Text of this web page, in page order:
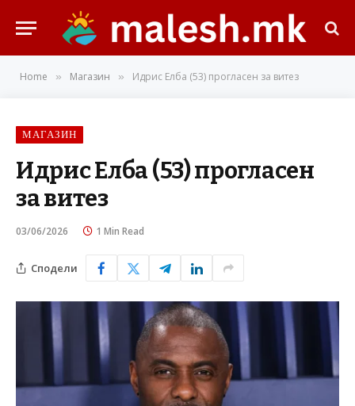
Home » Магазин » Идрис Елба (53) прогласен за витез
МАГАЗИН
Идрис Елба (53) прогласен
за витез
03/06/2026 1 Min Read
Сподели